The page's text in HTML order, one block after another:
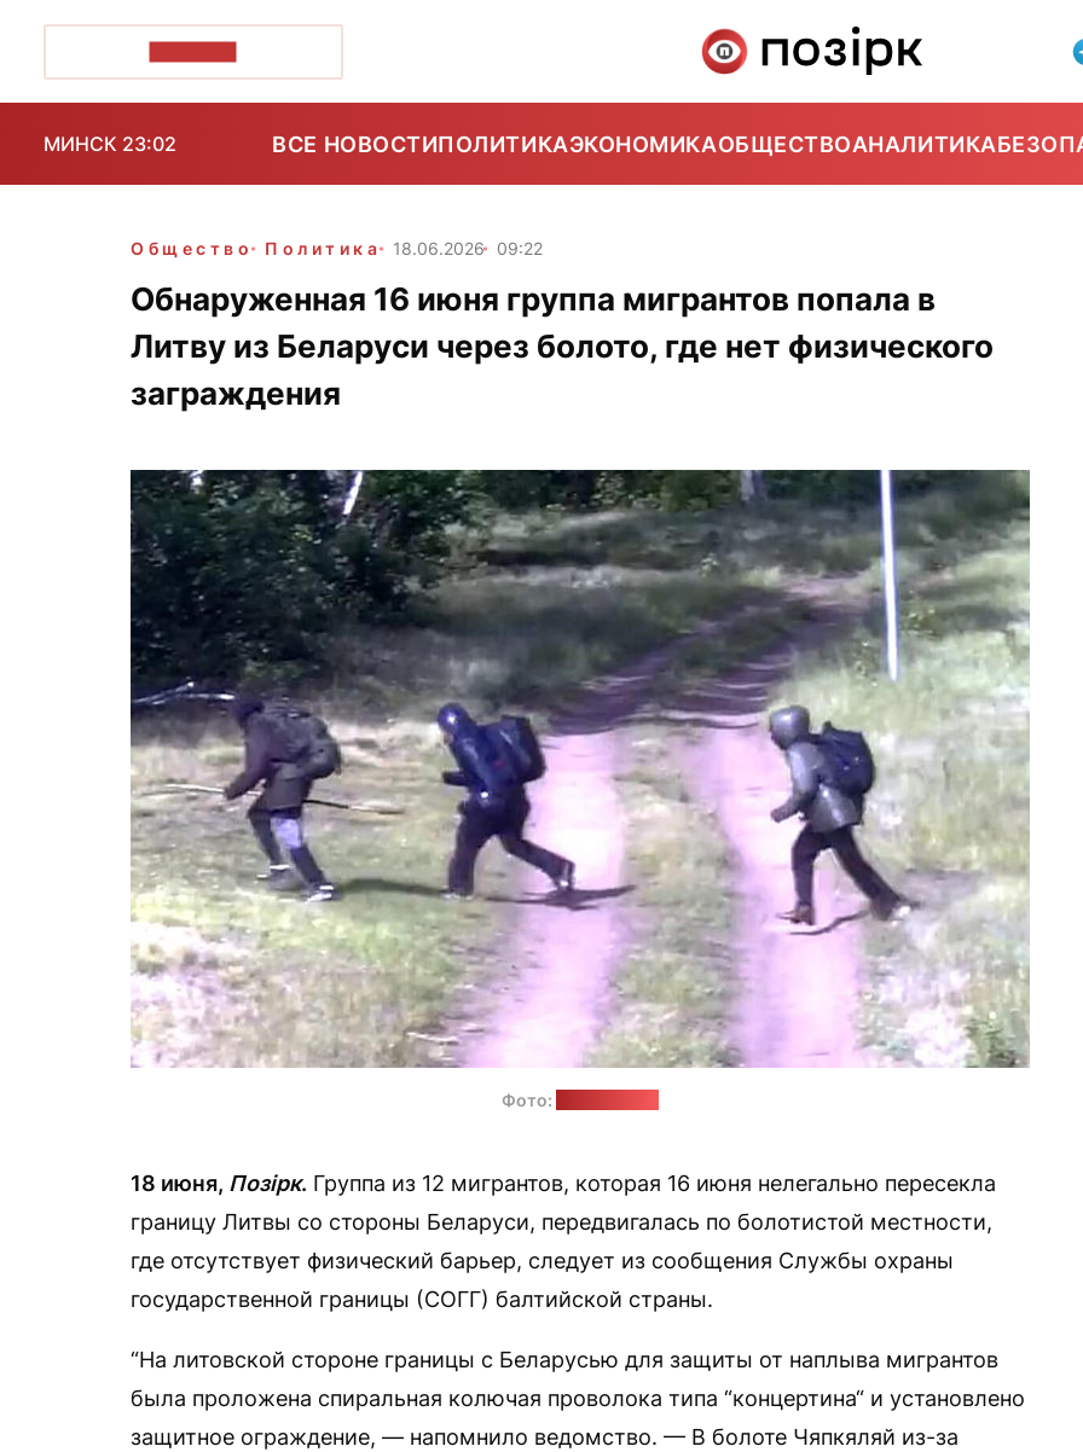
МИНСК 23:02 ВСЕ НОВОСТИПОЛИТИКАЭКОНОМИКАОБЩЕСТВОАНАЛИТИКА
Общество Политика 18.06.2026 09:22
Обнаруженная 16 июня группа мигрантов попала в
Литву из Беларуси через болото, где нет физического
заграждения
Фото:
18 июня, Позірк. Группа из 12 мигрантов, которая 16 июня нелегально пересекла
границу Литвы со стороны Беларуси, передвигалась по болотистой местности,
где отсутствует физический барьер, следует из сообщения Службы охраны
государственной границы (СОГГ) балтийской страны.
“На литовской стороне границы с Беларусью для защиты от наплыва мигрантов
была проложена спиральная колючая проволока типа “концертина“ и установлено
защитное ограждение, — напомнило ведомство. — В болоте Чяпкяляй из-за